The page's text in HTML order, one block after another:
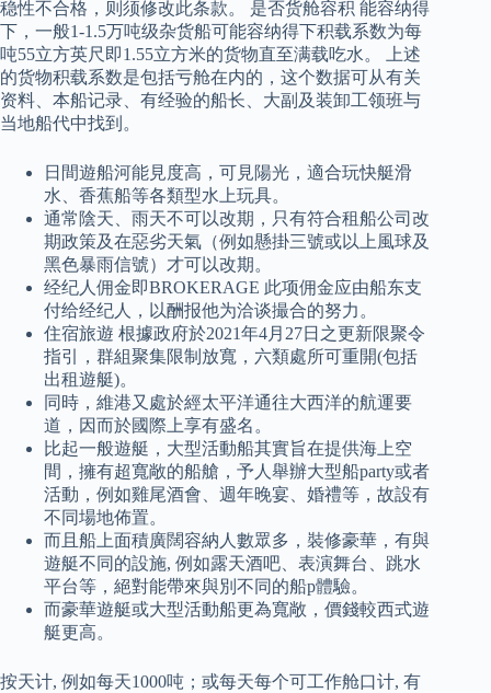
稳性不合格，则须修改此条款。 是否货舱容积 能容纳得
下，一般1-1.5万吨级杂货船可能容纳得下积载系数为每
吨55立方英尺即1.55立方米的货物直至满载吃水。 上述
的货物积载系数是包括亏舱在内的，这个数据可从有关
资料、本船记录、有经验的船长、大副及装卸工领班与
当地船代中找到。
日間遊船河能見度高，可見陽光，適合玩快艇滑
水、香蕉船等各類型水上玩具。
通常陰天、雨天不可以改期，只有符合租船公司改
期政策及在惡劣天氣（例如懸掛三號或以上風球及
黑色暴雨信號）才可以改期。
经纪人佣金即BROKERAGE 此项佣金应由船东支
付给经纪人，以酬报他为洽谈撮合的努力。
住宿旅遊 根據政府於2021年4月27日之更新限聚令
指引，群組聚集限制放寬，六類處所可重開(包括
出租遊艇)。
同時，維港又處於經太平洋通往大西洋的航運要
道，因而於國際上享有盛名。
比起一般遊艇，大型活動船其實旨在提供海上空
間，擁有超寬敞的船艙，予人舉辦大型船party或者
活動，例如雞尾酒會、週年晚宴、婚禮等，故設有
不同場地佈置。
而且船上面積廣闊容納人數眾多，裝修豪華，有與
遊艇不同的設施, 例如露天酒吧、表演舞台、跳水
平台等，絕對能帶來與別不同的船p體驗。
而豪華遊艇或大型活動船更為寬敞，價錢較西式遊
艇更高。
按天计, 例如每天1000吨；或每天每个可工作舱口计, 有